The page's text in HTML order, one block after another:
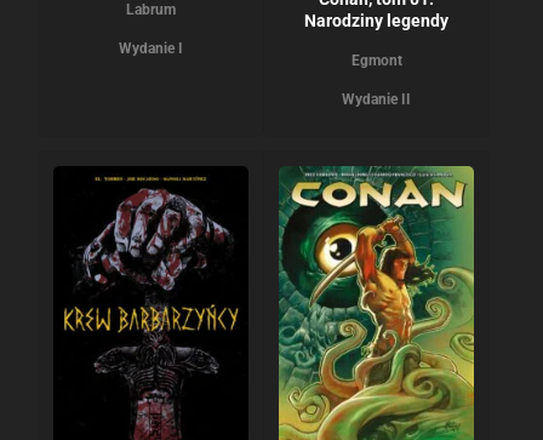
Labrum
Wydanie I
Narodziny legendy
Egmont
Wydanie II